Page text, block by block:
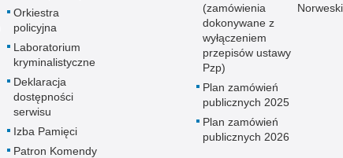
Orkiestra
policyjna
Laboratorium
kryminalistyczne
Deklaracja
dostępności
serwisu
Izba Pamięci
Patron Komendy
(zamówienia
dokonywane z
wyłączeniem
przepisów ustawy
Pzp)
Plan zamówień
publicznych 2025
Plan zamówień
publicznych 2026